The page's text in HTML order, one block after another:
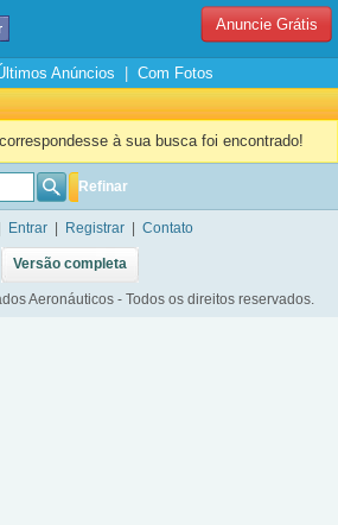
Anuncie Grátis
Anúncios
Com Fotos
à sua busca foi encontrado!
Refinar
Entrar Registrar Contato
Versão completa
Aeronáuticos - Todos os direitos reservados.